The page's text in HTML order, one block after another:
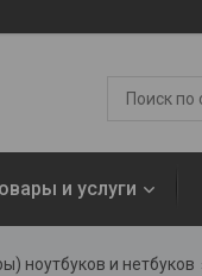
и услуги
ноутбуков и нетбуков